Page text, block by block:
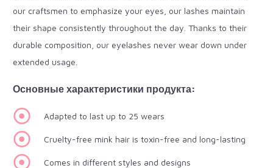
our craftsmen to emphasize your eyes, our lashes maintain
their shape consistently throughout the day. Thanks to their
durable composition, our eyelashes never wear down under
extended usage.
Основные характеристики продукта:
Adapted to last up to 25 wears
Cruelty-free mink hair is toxin-free and long-lasting
Comes in different styles and designs